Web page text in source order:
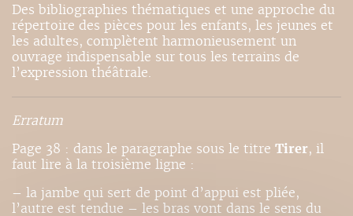
Des bibliographies thématiques et une approche du
répertoire des pièces pour les enfants, les jeunes et
les adultes, complètent harmonieusement un
ouvrage indispensable sur tous les terrains de
l’expression théâtrale.
Erratum
Page 38 : dans le paragraphe sous le titre Tirer, il
faut lire à la troisième ligne :
– la jambe qui sert de point d’appui est pliée,
l’autre est tendue – les bras vont dans le sens du